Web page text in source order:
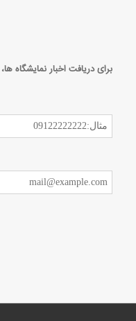
برای دریافت اخبار نمایشگاه